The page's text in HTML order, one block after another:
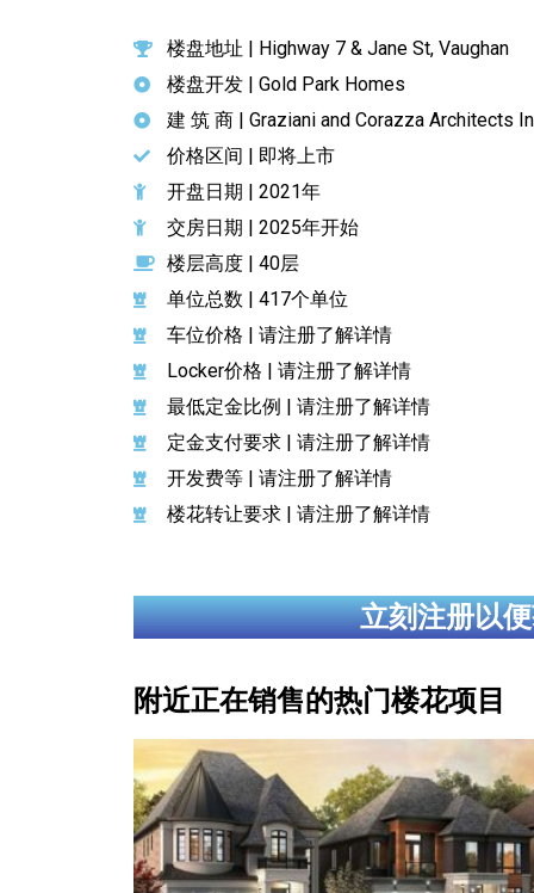
楼盘地址 | Highway 7 & Jane St, Vaughan
楼盘开发 | Gold Park Homes
建 筑 商 | Graziani and Corazza Architects
价格区间 | 即将上市
开盘日期 | 2021年
交房日期 | 2025年开始
楼层高度 | 40层
单位总数 | 417个单位
车位价格 | 请注册了解详情
Locker价格 | 请注册了解详情
最低定金比例 | 请注册了解详情
定金支付要求 | 请注册了解详情
开发费等 | 请注册了解详情
楼花转让要求 | 请注册了解详情
立刻注册以
附近正在销售的热门楼花项目